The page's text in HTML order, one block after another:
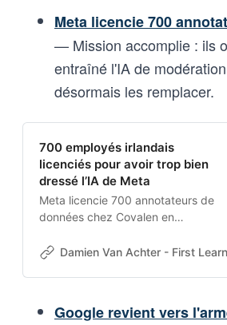
Meta licencie 700
— Mission accomplie : ils
entraîné l'IA de
désormais les remplacer.
700 employés irlandais
licenciés pour avoir trop bien
dressé l’IA de Meta
Meta licencie 700 annotateurs de
données chez Covalen en
l’IA à modérer les contenus.
Damien Van Achter - First
Google revient vers